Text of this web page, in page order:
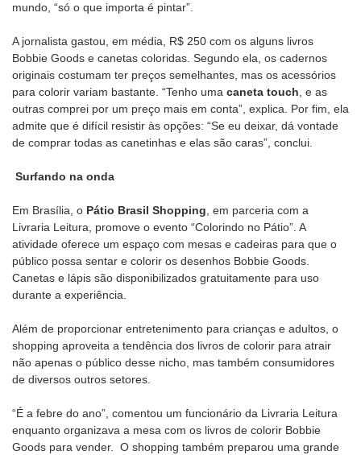
mundo, “só o que importa é pintar”.
A jornalista gastou, em média, R$ 250 com os alguns livros
Bobbie Goods e canetas coloridas. Segundo ela, os cadernos
originais costumam ter preços semelhantes, mas os acessórios
para colorir variam bastante. “Tenho uma caneta touch, e as
outras comprei por um preço mais em conta”, explica. Por fim, ela
admite que é difícil resistir às opções: “Se eu deixar, dá vontade
de comprar todas as canetinhas e elas são caras”, conclui.
Surfando na onda
Em Brasília, o Pátio Brasil Shopping, em parceria com a
Livraria Leitura, promove o evento “Colorindo no Pátio”. A
atividade oferece um espaço com mesas e cadeiras para que o
público possa sentar e colorir os desenhos Bobbie Goods.
Canetas e lápis são disponibilizados gratuitamente para uso
durante a experiência.
Além de proporcionar entretenimento para crianças e adultos, o
shopping aproveita a tendência dos livros de colorir para atrair
não apenas o público desse nicho, mas também consumidores
de diversos outros setores.
“É a febre do ano”, comentou um funcionário da Livraria Leitura
enquanto organizava a mesa com os livros de colorir Bobbie
Goods para vender. O shopping também preparou uma grande